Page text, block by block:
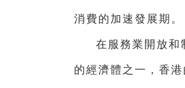
消費的加速發展期。
在服務業開放和
的經濟體之一，香